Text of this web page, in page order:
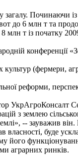
загалу. Починаючи
до 6 млн т та
млн т із початку
конференції
культур (фермери,
реформи,
з землею
-- зауважив
власності, буде
його
аграрних ринків.